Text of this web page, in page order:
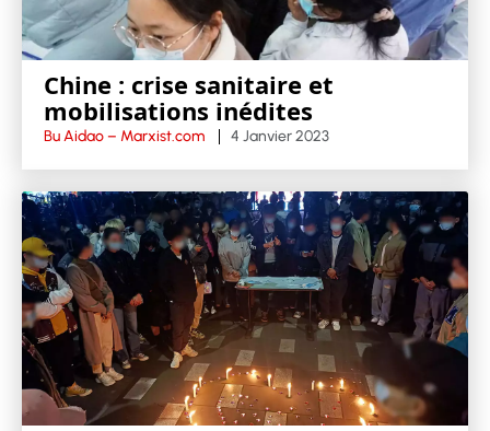
Chine : crise sanitaire et
mobilisations inédites
Bu Aidao – Marxist.com 4 Janvier 2023